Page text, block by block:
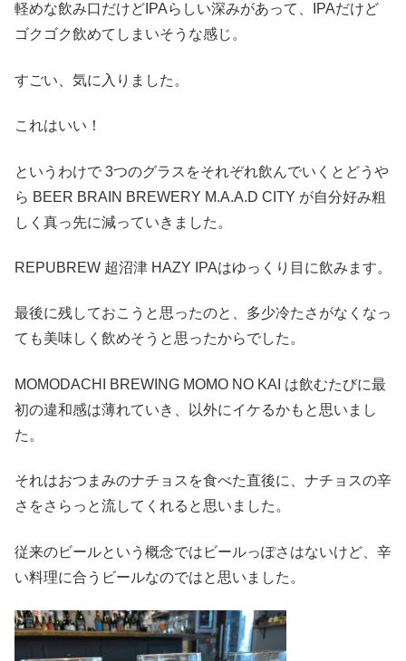
軽めな飲み口だけどIPAらしい深みがあって、IPAだけど
ゴクゴク飲めてしまいそうな感じ。
すごい、気に入りました。
これはいい！
というわけで 3つのグラスをそれぞれ飲んでいくとどうや
ら BEER BRAIN BREWERY M.A.A.D CITY が自分好み粗
しく真っ先に減っていきました。
REPUBREW 超沼津 HAZY IPAはゆっくり目に飲みます。
最後に残しておこうと思ったのと、多少冷たさがなくなっ
ても美味しく飲めそうと思ったからでした。
MOMODACHI BREWING MOMO NO KAI は飲むたびに最
初の違和感は薄れていき、以外にイケるかもと思いまし
た。
それはおつまみのナチョスを食べた直後に、ナチョスの辛
さをさらっと流してくれると思いました。
従来のビールという概念ではビールっぽさはないけど、辛
い料理に合うビールなのではと思いました。